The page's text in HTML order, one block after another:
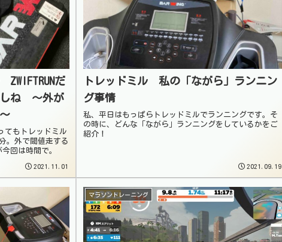
だ
しね 〜外が
てもトレッドミル
。外で閾値走する
回は時間で。
2021.11.01
トレッドミル 私の「ながら」ランニン
グ事情
私、平日はもっぱらトレッドミルでランニングです。そ
の時に、どんな「ながら」ランニングをしているかをご
紹介！
2021.09.19
マラソントレーニング